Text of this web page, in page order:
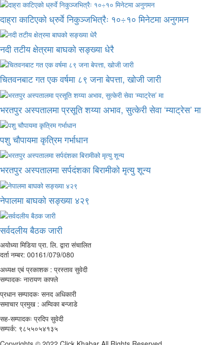
दाह्रा काटिएको ध्रुर्वे निकुञ्जभित्रैः १०÷१० मिनेटमा अनुगमन
नदी तटीय क्षेत्रमा बाघको सङ्ख्या धेरै
चितवनबाट गत एक वर्षमा ८९ जना बेपत्ता, खोजी जारी
भरतपुर अस्पतालमा प्रसूति शय्या अभाव, सुत्केरी सेवा ‘म्याट्रेस’ मा
पशु चौपायमा कृत्रिम गर्भाधान
भरतपुर अस्पतालमा सर्पदंशका बिरामीको मृत्यु शून्य
नेपालमा बाघको सङ्ख्या ४२९
सर्वदलीय बैठक जारी
अयोध्या मिडिया प्रा. लि. द्वारा संचालित
दर्ता नम्बर: 00161/079/080
अध्यक्ष एबं प्रकाशक : प्रस्ताव सुवेदी
सम्पादकः नारायण काफ्ले
प्रधान सम्पादकः सनद अधिकारी
समाचार प्रमुख : अम्विका बन्जाडे
सह-सम्पादकः प्रदिप सुवेदी
सम्पर्क: ९८५५०५४१३५